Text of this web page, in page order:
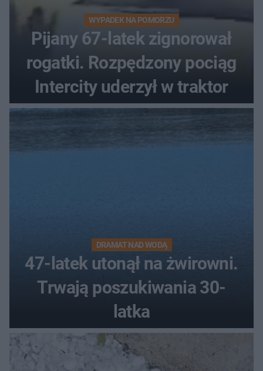
WYPADEK NA POMORZU
Pijany 67-latek zignorował
rogatki. Rozpędzony pociąg
Intercity uderzył w traktor
DRAMAT NAD WODĄ
47-latek utonął na żwirowni.
Trwają poszukiwania 30-
latka